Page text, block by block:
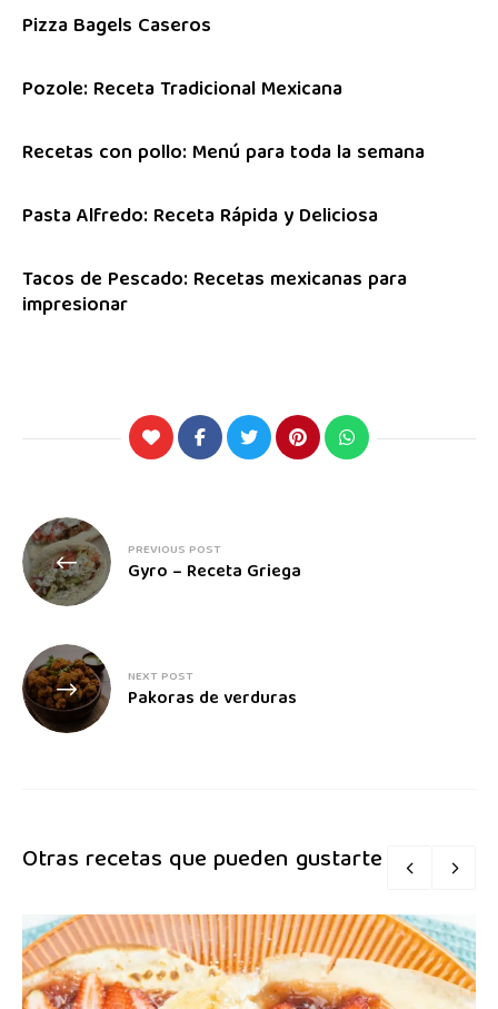
Pizza Bagels Caseros
Pozole: Receta Tradicional Mexicana
Recetas con pollo: Menú para toda la semana
Pasta Alfredo: Receta Rápida y Deliciosa
Tacos de Pescado: Recetas mexicanas para
impresionar
PREVIOUS POST
Gyro – Receta Griega
NEXT POST
Pakoras de verduras
Otras recetas que pueden gustarte